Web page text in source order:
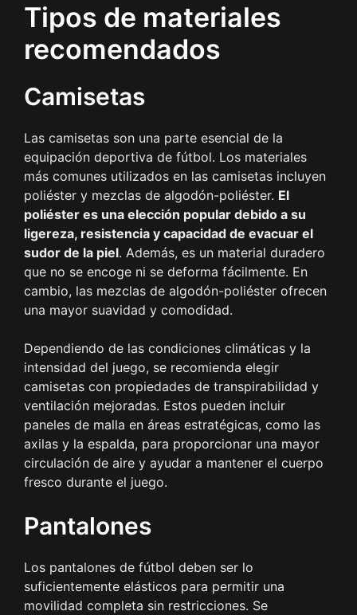
Tipos de materiales
recomendados
Camisetas
Las camisetas son una parte esencial de la
equipación deportiva de fútbol. Los materiales
más comunes utilizados en las camisetas incluyen
poliéster y mezclas de algodón-poliéster. El
poliéster es una elección popular debido a su
ligereza, resistencia y capacidad de evacuar el
sudor de la piel. Además, es un material duradero
que no se encoge ni se deforma fácilmente. En
cambio, las mezclas de algodón-poliéster ofrecen
una mayor suavidad y comodidad.
Dependiendo de las condiciones climáticas y la
intensidad del juego, se recomienda elegir
camisetas con propiedades de transpirabilidad y
ventilación mejoradas. Estos pueden incluir
paneles de malla en áreas estratégicas, como las
axilas y la espalda, para proporcionar una mayor
circulación de aire y ayudar a mantener el cuerpo
fresco durante el juego.
Pantalones
Los pantalones de fútbol deben ser lo
suficientemente elásticos para permitir una
movilidad completa sin restricciones. Se